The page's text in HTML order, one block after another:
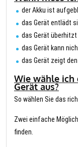
der Akku ist
das Gerät entlädt
das Gerät überhitzt
das Gerät kann
das Gerät zeigt
Wie wähle ich
Gerät aus?
So wählen Sie das
Zwei einfache
finden.